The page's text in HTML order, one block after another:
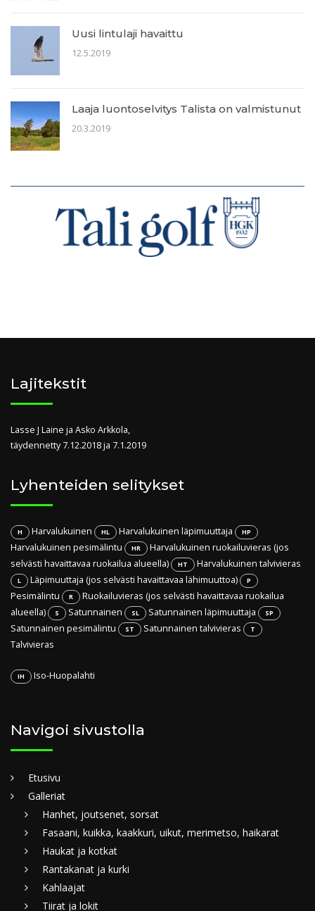
Uusi lintulaji havaittu
12.5.2019
Laaja luontoselvitys Talista on valmistunut
20.3.2019
Lajitekstit
Lasse J Laine ja Asko Arkkola,
täydennetty 7.12.2018 ja 7.1.2019
Lyhenteiden selitykset
H Harvalukuinen HL Harvalukuinen läpimuuttaja HP
Harvalukuinen pesimälintu HR
Harvalukuinen ruokailuvieras (jos
selvästi havaittavaa ruokailua alueella)
HT Harvalukuinen talvivieras
L Läpimuuttaja (jos selvästi havaittavaa lähimuuttoa) P
Pesimälintu R
Ruokailuvieras (jos selvästi havaittavaa ruokailua
alueella)
S Satunnainen SL Satunnainen läpimuuttaja SP
Satunnainen pesimälintu ST Satunnainen talvivieras T
Talvivieras
IH Iso-Huopalahti
Navigoi sivustolla
Etusivu
Galleriat
Hanhet, joutsenet, sorsat
Fasaani, kuikka, kaakkuri, uikut, merimetso, haikarat
Haukat ja kotkat
Rantakanat ja kurki
Kahlaajat
Tiirat ja lokit